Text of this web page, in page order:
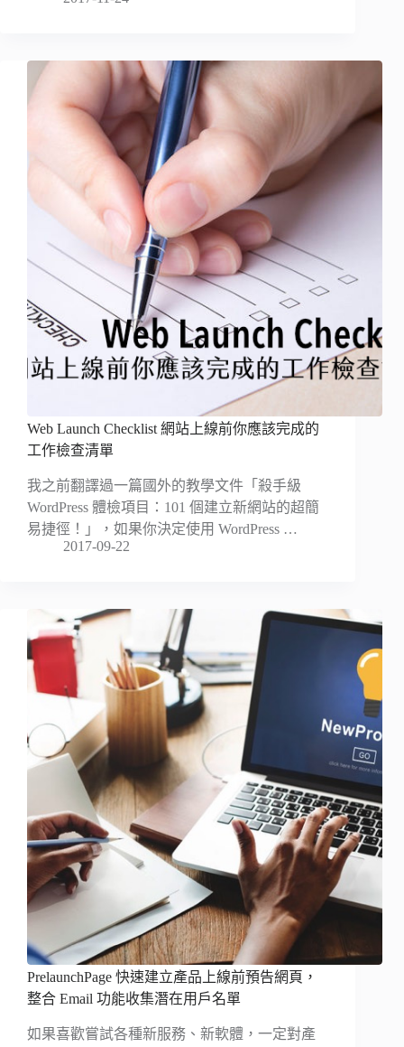
Web Launch Checklist 網站上線前你應該完成的
工作檢查清單
我之前翻譯過一篇國外的教學文件「殺手級
WordPress 體檢項目：101 個建立新網站的超簡
易捷徑！」，如果你決定使用 WordPress …
2017-09-22
PrelaunchPage 快速建立產品上線前預告網頁，
整合 Email 功能收集潛在用戶名單
如果喜歡嘗試各種新服務、新軟體，一定對產